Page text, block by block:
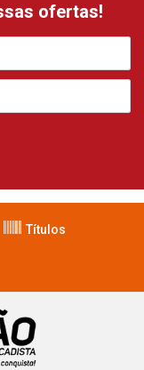
ofertas!
Títulos